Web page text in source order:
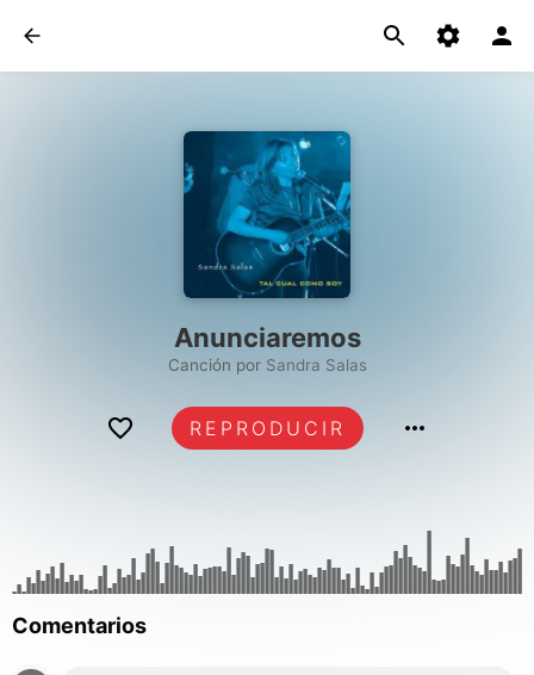
Anunciaremos
Canción por Sandra Salas
REPRODUCIR
Comentarios